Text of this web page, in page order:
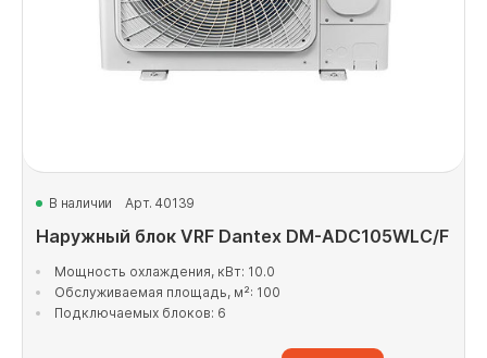
В наличии Арт. 40139
Наружный блок VRF Dantex DM-ADC105WLC/F
Мощность охлаждения, кВт: 10.0
Обслуживаемая площадь, м²: 100
Подключаемых блоков: 6